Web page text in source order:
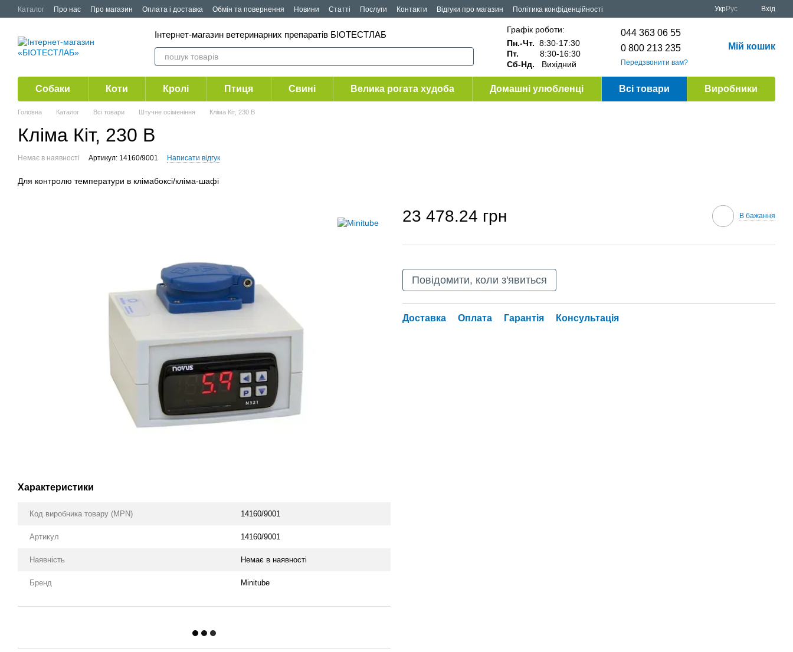
Перейти до основного контенту
Каталог Про нас Про магазин Оплата і доставка Обмін та повернення Новини Статті Послуги Контакти Відгуки про магазин
Політика конфіденційності
УкрРус Вхід
Інтернет-магазин ветеринарних препаратів БІОТЕСТЛАБ
Графік роботи:
Пн.-Чт. 8:30-17:30
Пт.
8:30-16:30
Сб-Нд. Вихідний
044 363 06 55
0 800 213 235
Передзвонити вам?
Мій кошик
Собаки Коти Кролі Птиця Свині Велика рогата худоба Домашні улюбленці Всі товари Виробники
Головна Каталог Всі товари Штучне осіменіння Кліма Кіт, 230 В
Кліма Кіт, 230 В
Немає в наявності Артикул: 14160/9001 Написати відгук
Для контролю температури в клімабоксі/кліма-шафі
Характеристики
Код виробника товару (MPN) 14160/9001
Артикул 14160/9001
Наявність Немає в наявності
Бренд Minitube
23 478.24 грн В бажання
Повідомити, коли з'явиться
Доставка Оплата Гарантія Консультація